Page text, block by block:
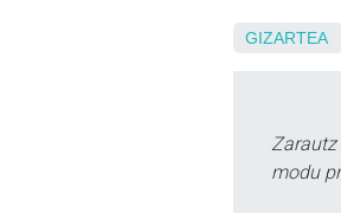
GIZARTEA
Zarautz
modu